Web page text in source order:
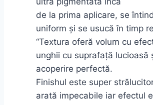
de la prima aplicare, se
uniform și se usucă în timp
“Textura oferă volum cu
unghii cu suprafață lucioasă
acoperire perfectă.
Finishul este super
arată impecabile iar efectul